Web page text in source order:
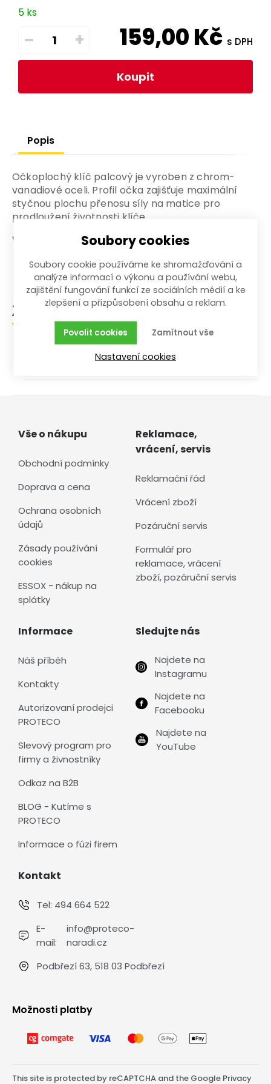
5 ks
– + 159,00Kč s DPH
Koupit
Popis
Očkoplochý klíč palcový je vyroben z chrom-
vanadiové oceli. Profil očka zajišťuje maximální
styčnou plochu přenosu síly na matice pro
prodloužení životnosti klíče.
Výhody a charakteristické znaky
Vyroben z chrom-vanadiové oceli
Zařazení zboží
/ Ruční nářadí /
Očkoploché palcové
Vše o nákupu
Obchodní podmínky
Doprava a cena
Ochrana osobních
údajů
Zásady používání
cookies
ESSOX - nákup na
splátky
Reklamace,
vrácení, servis
Reklamační řád
Vrácení zboží
Pozáruční servis
Formulář pro
reklamace, vrácení
zboží, pozáruční servis
Informace
Náš příběh
Kontakty
Autorizovaní prodejci
PROTECO
Slevový program pro
firmy a živnostníky
Odkaz na B2B
BLOG - Kutíme s
PROTECO
Informace o fúzi firem
Sledujte nás
Najdete na
Instagramu
Najdete na
Facebooku
Najdete na
YouTube
Kontakt
Tel: 494 664 522
E-
mail:
info@proteco-
naradi.cz
Podbřezí 63, 518 03 Podbřezí
Možnosti platby
This site is protected by reCAPTCHA and the Google Privacy
Soubory cookies
Soubory cookie používáme ke shromažďování a
analýze informací o výkonu a používání webu,
zajištění fungování funkcí ze sociálních médií a ke
zlepšení a přizpůsobení obsahu a reklam.
Zamítnout vše
Povolit cookies
Nastavení cookies